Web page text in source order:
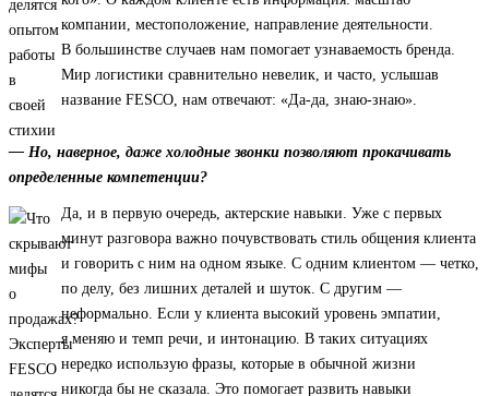
компании, местоположение, направление деятельности.
В большинстве случаев нам помогает узнаваемость бренда.
Мир логистики сравнительно невелик, и часто, услышав
название FESCO, нам отвечают: «Да-да, знаю-знаю».
— Но, наверное, даже холодные звонки позволяют прокачивать
определенные компетенции?
Да, и в первую очередь, актерские навыки. Уже с первых
минут разговора важно почувствовать стиль общения клиента
и говорить с ним на одном языке. С одним клиентом — четко,
по делу, без лишних деталей и шуток. С другим —
неформально. Если у клиента высокий уровень эмпатии,
я меняю и темп речи, и интонацию. В таких ситуациях
нередко использую фразы, которые в обычной жизни
никогда бы не сказала. Это помогает развить навыки